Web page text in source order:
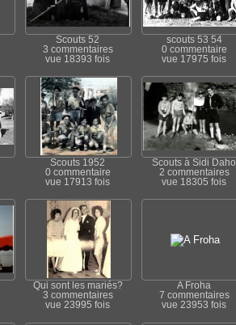
Scouts 52
3 commentaires
vue 18393 fois
scouts 53 54
0 commentaire
vue 17975 fois
Scouts 1952
0 commentaire
vue 17913 fois
Scouts à Sidi Daho
2 commentaires
vue 18305 fois
Qui sont les mariés?
3 commentaires
vue 23995 fois
A Froha
7 commentaires
vue 23953 fois